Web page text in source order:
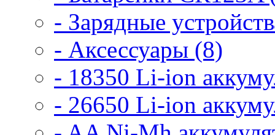
- Зарядные
- Аксессуары (8)
- 18350 Li-ion
- 26650 Li-ion